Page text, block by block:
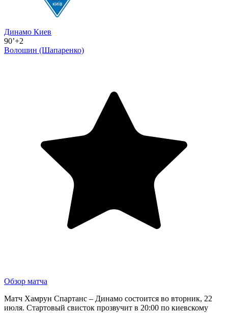
Динамо Киев
90’+2
Волошин (Шапаренко)
Обзор матча
Матч Хамрун Спартанс – Динамо состоится во вторник, 22
июля. Стартовый свисток прозвучит в 20:00 по киевскому